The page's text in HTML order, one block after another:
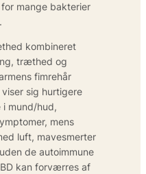
mange bakterier
kombineret
træthed og
fimrehår
sig hurtigere
i mund/hud,
mens
luft, mavesmerter
de autoimmune
kan forværres af